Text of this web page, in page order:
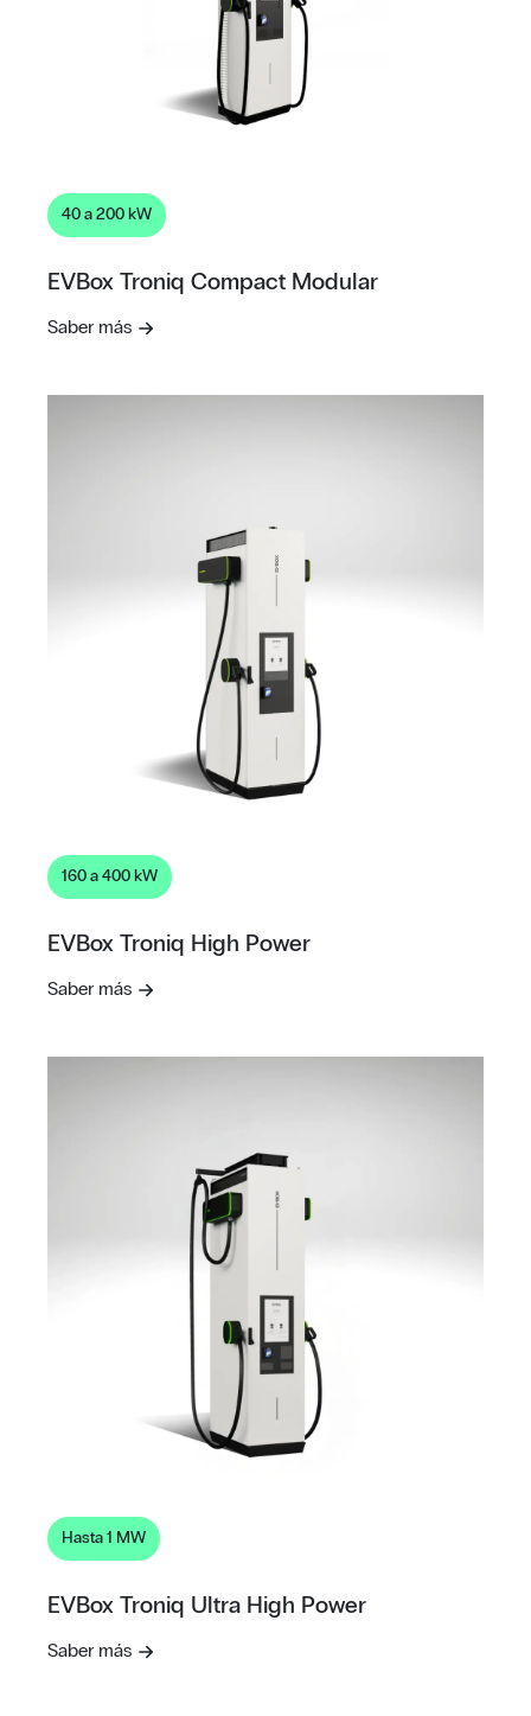
40 a 200 kW
EVBox Troniq Compact Modular
Saber más
160 a 400 kW
EVBox Troniq High Power
Saber más
Hasta 1 MW
EVBox Troniq Ultra High Power
Saber más